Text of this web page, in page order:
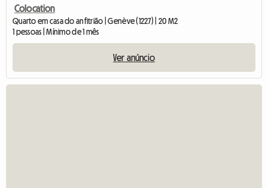
Colocation
Quarto em casa do anfitrião | Genève (1227) | 20 M2
1 pessoas | Mínimo de 1 mês
Ver anúncio